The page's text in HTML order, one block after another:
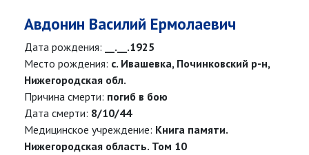
Авдонин Василий Ермолаевич
Дата рождения:
__.__.1925
Место рождения: с. Ивашевка, Починковский р-н,
Нижегородская обл.
Причина смерти: погиб в бою
Дата смерти: 8/10/44
Медицинское учреждение: Книга памяти.
Нижегородская область. Том 10